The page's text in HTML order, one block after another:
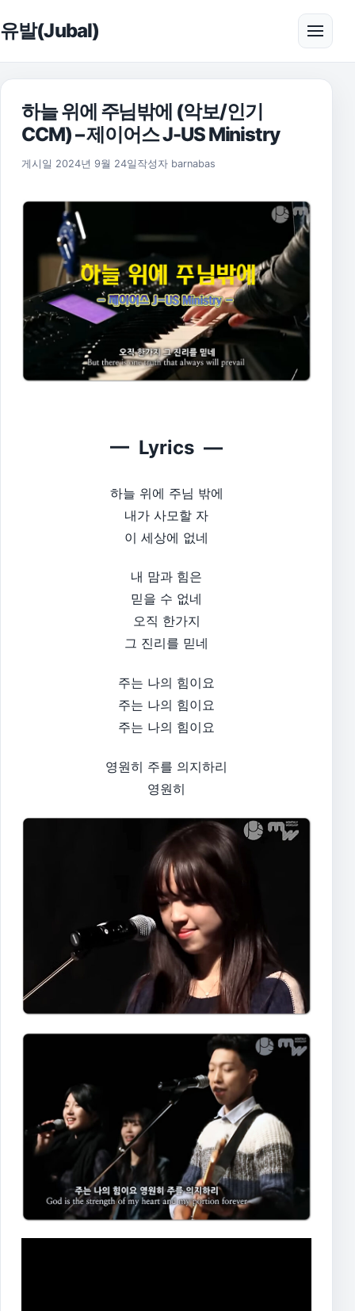
유발(Jubal) 메뉴
하늘 위에 주님밖에 (악보/인기
CCM) – 제이어스 J-US Ministry
게시일 2024년 9월 24일 2025년 11월 17일
작성자 barnabas
— Lyrics —
하늘 위에 주님 밖에
내가 사모할 자
이 세상에 없네
내 맘과 힘은
믿을 수 없네
오직 한가지
그 진리를 믿네​
주는 나의 힘이요
주는 나의 힘이요
주는 나의 힘이요
영원히 주를 의지하리
영원히